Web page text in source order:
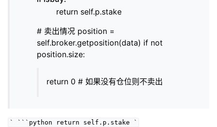
return self.p.stake
# 卖出情况 position =
self.broker.getposition(data) if not
position.size:
return 0 # 如果没有仓位则不卖出
` ```python return self.p.stake `